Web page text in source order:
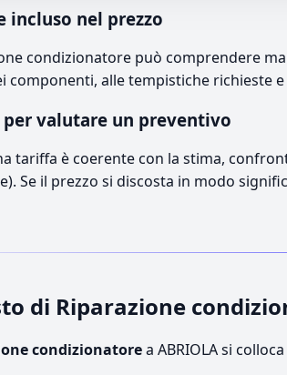
incluso nel prezzo
condizionatore può comprendere
componenti, alle tempistiche
valutare un preventivo
tariffa è coerente con la stima,
Se il prezzo si discosta in modo
di Riparazione
condizionatorea ABRIOLA si